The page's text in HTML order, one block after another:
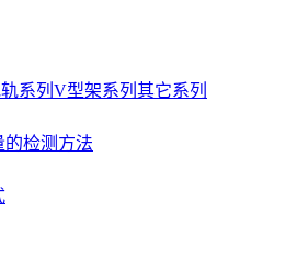
系列 V型架系列 其它系列
的检测方法